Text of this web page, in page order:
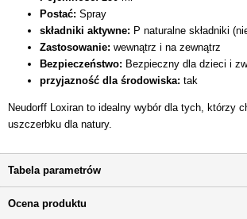
Postać: Spray
składniki aktywne: P naturalne składniki
Zastosowanie: wewnątrz i na zewnątrz
Bezpieczeństwo: Bezpieczny dla dzieci i
przyjazność dla środowiska: tak
Neudorff Loxiran to idealny wybór dla tych, którzy
uszczerbku dla natury.
Tabela parametrów
Ocena produktu